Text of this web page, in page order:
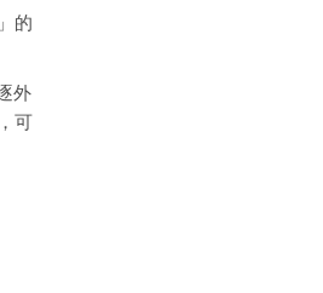
的
外
可